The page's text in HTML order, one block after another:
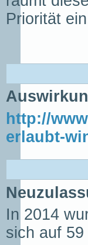
Priorität
http://
erlaubt-
In 2014
sich auf 59